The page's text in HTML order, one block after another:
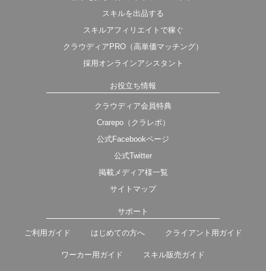
スキルを出品する
スキルアフィリエイトで稼ぐ
クラウディアPRO（高単価マッチング）
採用オンラインアシスタント
お役立ち情報
クラウディア会員特典
Crarepo（クラレポ）
公式Facebookページ
公式Twitter
掲載メディア様一覧
サイトマップ
サポート
ご利用ガイド はじめての方へ クライアント用ガイド
ワーカー用ガイド スキル販売ガイド